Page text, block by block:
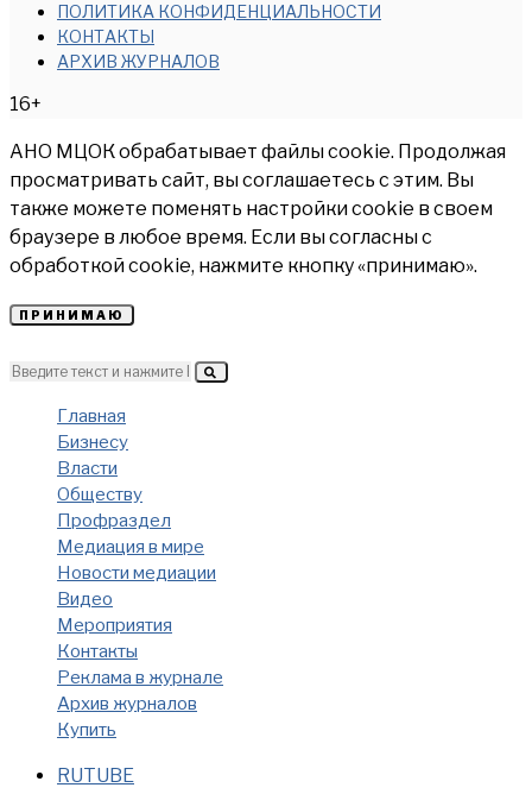
ПОЛИТИКА КОНФИДЕНЦИАЛЬНОСТИ
КОНТАКТЫ
АРХИВ ЖУРНАЛОВ
16+
АНО МЦОК обрабатывает файлы cookie. Продолжая
просматривать сайт, вы соглашаетесь с этим. Вы
также можете поменять настройки cookie в своем
браузере в любое время. Если вы согласны с
обработкой cookie, нажмите кнопку «принимаю».
ПРИНИМАЮ
Главная
Бизнесу
Власти
Обществу
Профраздел
Медиация в мире
Новости медиации
Видео
Мероприятия
Контакты
Реклама в журнале
Архив журналов
Купить
RUTUBE